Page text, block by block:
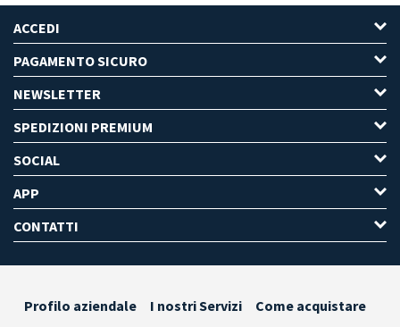
ACCEDI
PAGAMENTO SICURO
NEWSLETTER
SPEDIZIONI PREMIUM
SOCIAL
APP
CONTATTI
Profilo aziendale I nostri Servizi
Come acquistare